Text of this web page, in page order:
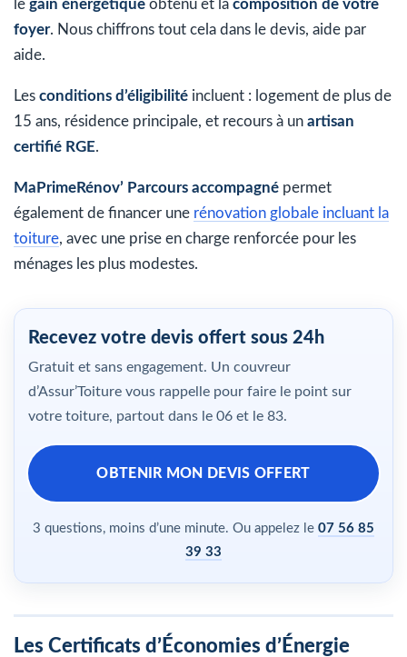
le gain énergétique obtenu et la composition de votre
foyer. Nous chiffrons tout cela dans le devis, aide par
aide.
Les conditions d’éligibilité incluent : logement de plus de
15 ans, résidence principale, et recours à un artisan
certifié RGE.
MaPrimeRénov’ Parcours accompagné permet
également de financer une rénovation globale incluant la
toiture, avec une prise en charge renforcée pour les
ménages les plus modestes.
Recevez votre devis offert sous 24h
Gratuit et sans engagement. Un couvreur
d’Assur’Toiture vous rappelle pour faire le point sur
votre toiture, partout dans le 06 et le 83.
OBTENIR MON DEVIS OFFERT
3 questions, moins d’une minute. Ou appelez le 07 56 85
39 33
Les Certificats d’Économies d’Énergie